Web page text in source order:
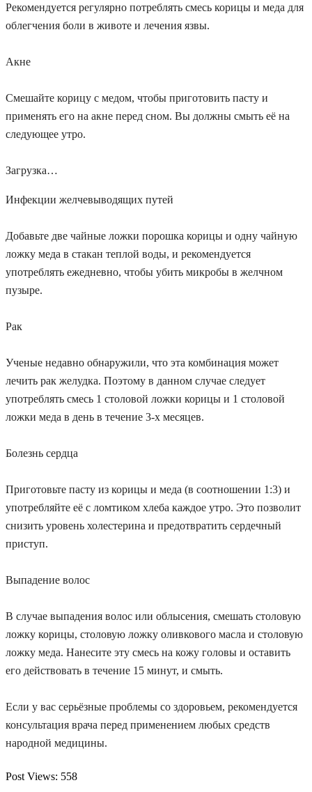
Рекомендуется регулярно потреблять смесь корицы и меда для
облегчения боли в животе и лечения язвы.
Акне
Смешайте корицу с медом, чтобы приготовить пасту и
применять его на акне перед сном. Вы должны смыть её на
следующее утро.
Загрузка…
Инфекции желчевыводящих путей
Добавьте две чайные ложки порошка корицы и одну чайную
ложку меда в стакан теплой воды, и рекомендуется
употреблять ежедневно, чтобы убить микробы в желчном
пузыре.
Рак
Ученые недавно обнаружили, что эта комбинация может
лечить рак желудка. Поэтому в данном случае следует
употреблять смесь 1 столовой ложки корицы и 1 столовой
ложки меда в день в течение 3-х месяцев.
Болезнь сердца
Приготовьте пасту из корицы и меда (в соотношении 1:3) и
употребляйте её с ломтиком хлеба каждое утро. Это позволит
снизить уровень холестерина и предотвратить сердечный
приступ.
Выпадение волос
В случае выпадения волос или облысения, смешать столовую
ложку корицы, столовую ложку оливкового масла и столовую
ложку меда. Нанесите эту смесь на кожу головы и оставить
его действовать в течение 15 минут, и смыть.
Если у вас серьёзные проблемы со здоровьем, рекомендуется
консультация врача перед применением любых средств
народной медицины.
Post Views: 558